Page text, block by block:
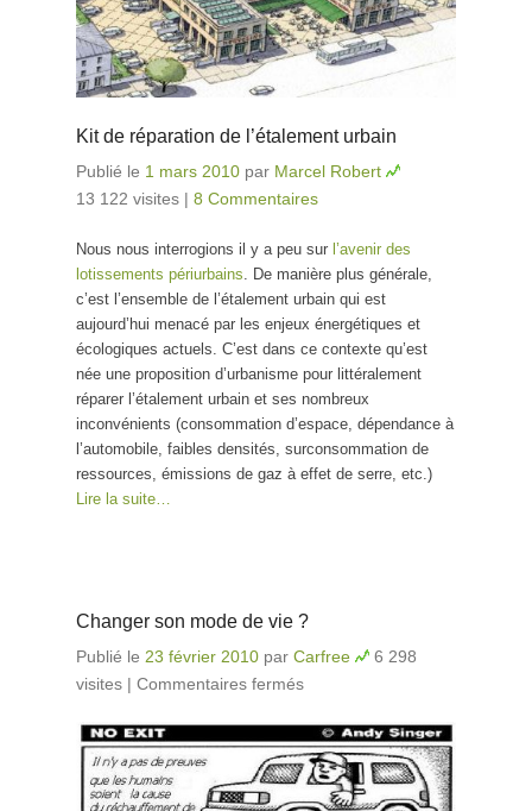
Kit de réparation de l’étalement urbain
Publié le 1 mars 2010 par Marcel Robert
13 122 visites | 8 Commentaires
Nous nous interrogions il y a peu sur l’avenir des
lotissements périurbains. De manière plus générale,
c’est l’ensemble de l’étalement urbain qui est
aujourd’hui menacé par les enjeux énergétiques et
écologiques actuels. C’est dans ce contexte qu’est
née une proposition d’urbanisme pour littéralement
réparer l’étalement urbain et ses nombreux
inconvénients (consommation d’espace, dépendance à
l’automobile, faibles densités, surconsommation de
ressources, émissions de gaz à effet de serre, etc.)
Lire la suite…
Changer son mode de vie ?
Publié le 23 février 2010 par Carfree
6 298
visites | Commentaires fermés